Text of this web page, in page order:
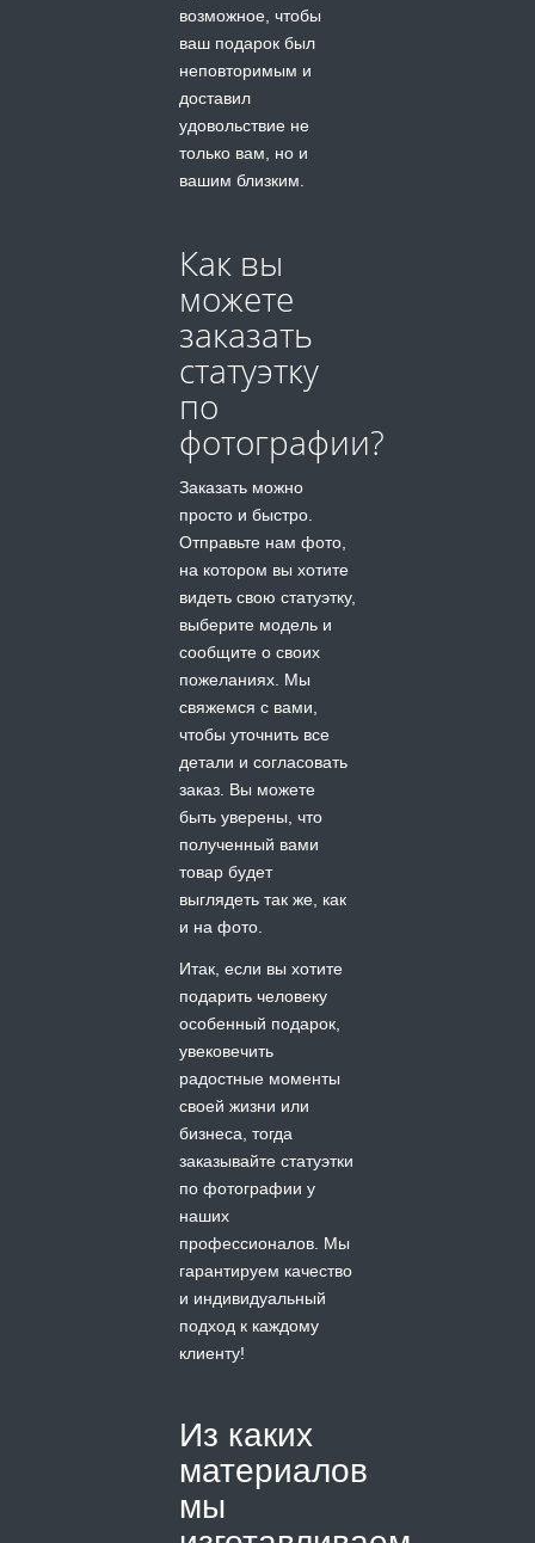
возможное, чтобы
ваш подарок был
неповторимым и
доставил
удовольствие не
только вам, но и
вашим близким.
Как вы
можете
заказать
статуэтку
по
фотографии?
Заказать можно
просто и быстро.
Отправьте нам фото,
на котором вы хотите
видеть свою статуэтку,
выберите модель и
сообщите о своих
пожеланиях. Мы
свяжемся с вами,
чтобы уточнить все
детали и согласовать
заказ. Вы можете
быть уверены, что
полученный вами
товар будет
выглядеть так же, как
и на фото.
Итак, если вы хотите
подарить человеку
особенный подарок,
увековечить
радостные моменты
своей жизни или
бизнеса, тогда
заказывайте статуэтки
по фотографии у
наших
профессионалов. Мы
гарантируем качество
и индивидуальный
подход к каждому
клиенту!
Из каких
материалов
мы